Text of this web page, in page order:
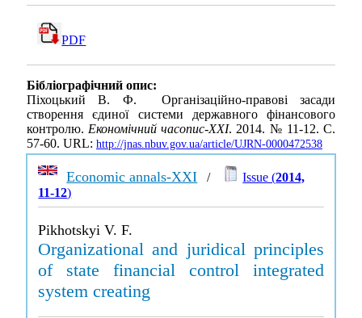
PDF
Бібліографічний опис:
Піхоцький В. Ф. Організаційно-правові засади
створення єдиної системи державного фінансового
контролю.Економічний часопис-ХХІ. 2014. № 11-12. С.
57-60. URL: http://jnas.nbuv.gov.ua/article/UJRN-0000472538
Economic annals-XXI / Issue (2014,
11-12)
Pikhotskyi V. F.
Organizational and juridical principles
of state financial control integrated
system creating